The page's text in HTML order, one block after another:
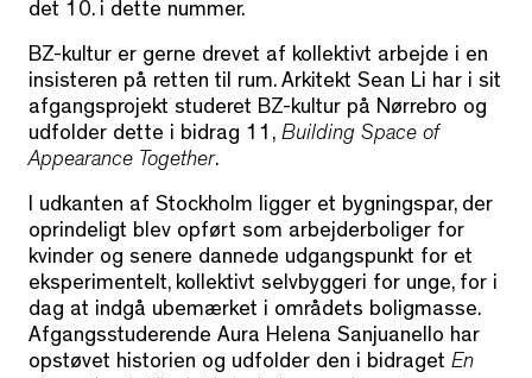
det 10. i dette nummer.
BZ-kultur er gerne drevet af kollektivt arbejde i en
insisteren på retten til rum. Arkitekt Sean Li har i sit
afgangsprojekt studeret BZ-kultur på Nørrebro og
udfolder dette i bidrag 11, Building Space of
Appearance Together.
I udkanten af Stockholm ligger et bygningspar, der
oprindeligt blev opført som arbejderboliger for
kvinder og senere dannede udgangspunkt for et
eksperimentelt, kollektivt selvbyggeri for unge, for i
dag at indgå ubemærket i områdets boligmasse.
Afgangsstuderende Aura Helena Sanjuanello har
opstøvet historien og udfolder den i bidraget En